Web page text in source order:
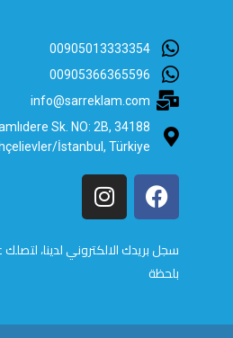
00905013333354
00905366365596
info@sarreklam.com
Sk. NO: 2B, 34188
İstanbul, Türkiye
سجل بريدك الالكتروني لدينا،
بلحظة